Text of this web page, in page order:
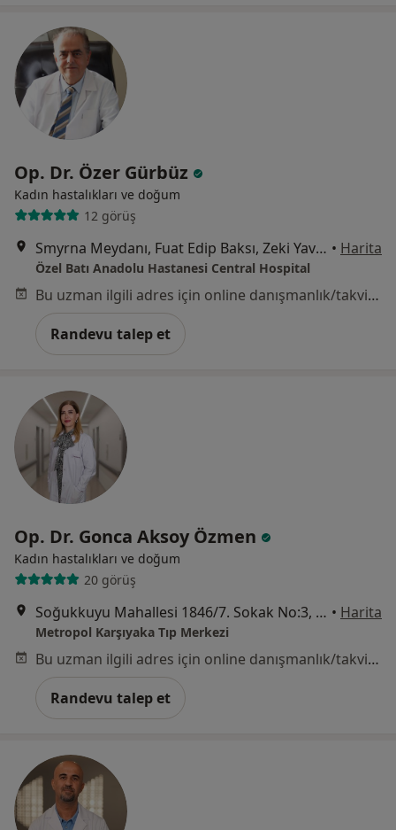
Op. Dr. Özer Gürbüz
Kadın hastalıkları ve doğum
12 görüş
Smyrna Meydanı, Fuat Edip Baksı, Zeki Yavaş Sk. No: 2 D:2,, Bayraklı • Harita
Özel Batı Anadolu Hastanesi Central Hospital
Bu uzman ilgili adres için online danışmanlık/takvim sunmuyor.
Randevu talep et
Op. Dr. Gonca Aksoy Özmen
Kadın hastalıkları ve doğum
20 görüş
Soğukkuyu Mahallesi 1846/7. Sokak No:3, Bayraklı • Harita
Metropol Karşıyaka Tıp Merkezi
Bu uzman ilgili adres için online danışmanlık/takvim sunmuyor.
Randevu talep et